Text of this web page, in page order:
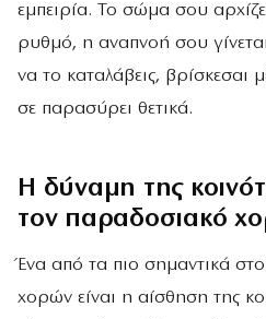
εμπειρία. Το σώμα σου
ρυθμό, η αναπνοή σου
να το καταλάβεις, βρίσκεσαι
σε παρασύρει θετικά.
Η δύναμη της
τον παραδοσιακό
Ένα από τα πιο σημαντικά
χορών είναι η αίσθηση της